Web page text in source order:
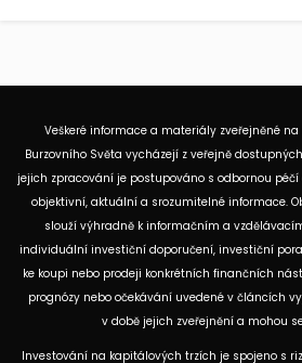
Veškeré informace a materiály zveřejněné
Burzovního Světa vycházejí z veřejně
jejich zpracování je postupováno s odbornou
objektivní, aktuální a srozumitelné informace.
slouží výhradně k informačním a
individuální investiční doporučení, investiční
ke koupi nebo prodeji konkrétních finančních
prognózy nebo očekávání uvedené v článcích
v době jejich zveřejnění a mohou
Investování na kapitálových trzích je spojeno s